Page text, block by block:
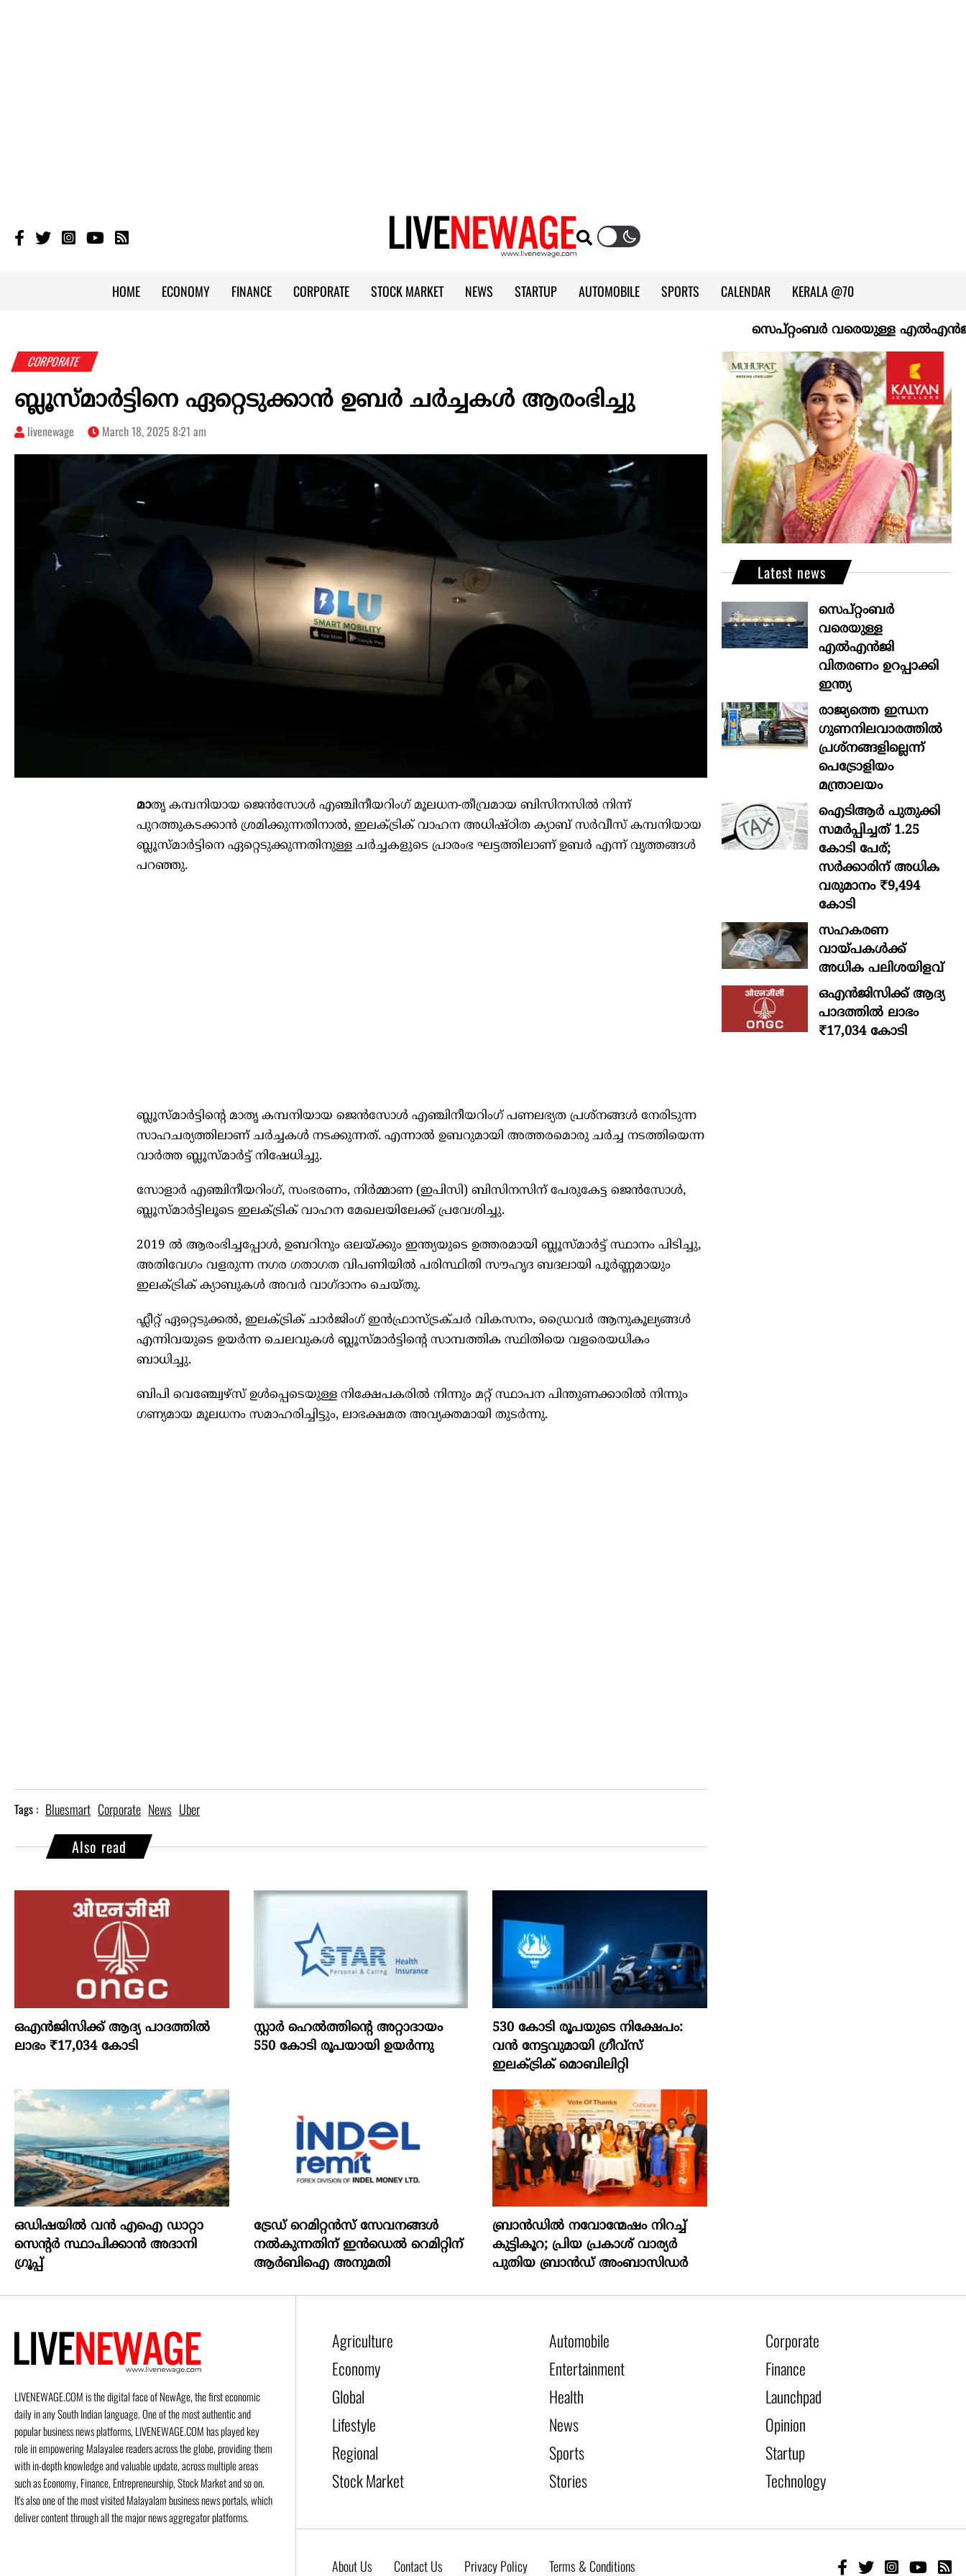
HOME ECONOMY FINANCE CORPORATE STOCK MARKET NEWS STARTUP AUTOMOBILE SPORTS CALENDAR KERALA @70
സെപ്റ്റംബർ വരെയുള്ള എൽഎൻജി
CORPORATE
ബ്ലൂസ്മാർട്ടിനെ ഏറ്റെടുക്കാൻ ഉബർ ചർച്ചകൾ ആരംഭിച്ചു
livenewage March 18, 2025 8:21 am
മാതൃ കമ്പനിയായ ജെൻസോൾ എഞ്ചിനീയറിംഗ് മൂലധന-തീവ്രമായ ബിസിനസിൽ നിന്ന്
പുറത്തുകടക്കാൻ ശ്രമിക്കുന്നതിനാൽ, ഇലക്ട്രിക് വാഹന അധിഷ്ഠിത ക്യാബ് സർവീസ് കമ്പനിയായ
ബ്ലൂസ്മാർട്ടിനെ ഏറ്റെടുക്കുന്നതിനുള്ള ചർച്ചകളുടെ പ്രാരംഭ ഘട്ടത്തിലാണ് ഉബർ എന്ന് വൃത്തങ്ങൾ
പറഞ്ഞു.
ബ്ലൂസ്മാർട്ടിന്റെ മാതൃ കമ്പനിയായ ജെൻസോൾ എഞ്ചിനീയറിംഗ് പണലഭ്യത പ്രശ്‌നങ്ങൾ നേരിടുന്ന
സാഹചര്യത്തിലാണ് ചർച്ചകൾ നടക്കുന്നത്. എന്നാൽ ഉബറുമായി അത്തരമൊരു ചർച്ച നടത്തിയെന്ന
വാർത്ത ബ്ലൂസ്മാർട്ട് നിഷേധിച്ചു.
സോളാർ എഞ്ചിനീയറിംഗ്, സംഭരണം, നിർമ്മാണ (ഇപിസി) ബിസിനസിന് പേരുകേട്ട ജെൻസോൾ,
ബ്ലൂസ്മാർട്ടിലൂടെ ഇലക്ട്രിക് വാഹന മേഖലയിലേക്ക് പ്രവേശിച്ചു.
2019 ൽ ആരംഭിച്ചപ്പോൾ, ഉബറിനും ഒലയ്ക്കും ഇന്ത്യയുടെ ഉത്തരമായി ബ്ലൂസ്മാർട്ട് സ്ഥാനം പിടിച്ചു,
അതിവേഗം വളരുന്ന നഗര ഗതാഗത വിപണിയിൽ പരിസ്ഥിതി സൗഹൃദ ബദലായി പൂർണ്ണമായും
ഇലക്ട്രിക് ക്യാബുകൾ അവർ വാഗ്ദാനം ചെയ്തു.
ഫ്ലീറ്റ് ഏറ്റെടുക്കൽ, ഇലക്ട്രിക് ചാർജിംഗ് ഇൻഫ്രാസ്ട്രക്ചർ വികസനം, ഡ്രൈവർ ആനുകൂല്യങ്ങൾ
എന്നിവയുടെ ഉയർന്ന ചെലവുകൾ ബ്ലൂസ്മാർട്ടിന്റെ സാമ്പത്തിക സ്ഥിതിയെ വളരെയധികം
ബാധിച്ചു.
ബിപി വെഞ്ച്വേഴ്‌സ് ഉൾപ്പെടെയുള്ള നിക്ഷേപകരിൽ നിന്നും മറ്റ് സ്ഥാപന പിന്തുണക്കാരിൽ നിന്നും
ഗണ്യമായ മൂലധനം സമാഹരിച്ചിട്ടും, ലാഭക്ഷമത അവ്യക്തമായി തുടർന്നു.
Tags : Bluesmart Corporate News Uber
Also read
ഒഎന്‍ജിസിക്ക് ആദ്യ പാദത്തില്‍
ലാഭം ₹17,034 കോടി
സ്റ്റാർ ഹെൽത്തിന്റെ അറ്റാദായം
550 കോടി രൂപയായി ഉയർന്നു
530 കോടി രൂപയുടെ നിക്ഷേപം:
വൻ നേട്ടവുമായി ഗ്രീവ്സ്
ഇലക്ട്രിക് മൊബിലിറ്റി
ഒഡിഷയില്‍ വന്‍ എഐ ഡാറ്റാ
സെന്റര്‍ സ്ഥാപിക്കാന്‍ അദാനി
ഗ്രൂപ്പ്
ട്രേഡ് റെമിറ്റന്‍സ് സേവനങ്ങള്‍
നല്‍കുന്നതിന് ഇന്‍ഡെല്‍ റെമിറ്റിന്
ആര്‍ബിഐ അനുമതി
ബ്രാൻഡിൽ നവോന്മേഷം നിറച്ച്
കുട്ടികൂറ; പ്രിയ പ്രകാശ് വാര്യർ
പുതിയ ബ്രാൻഡ് അംബാസിഡർ
Latest news
സെപ്റ്റംബർ
വരെയുള്ള
എൽഎൻജി
വിതരണം ഉറപ്പാക്കി
ഇന്ത്യ
രാജ്യത്തെ ഇന്ധന
ഗുണനിലവാരത്തില്‍
പ്രശ്‌നങ്ങളില്ലെന്ന്
പെട്രോളിയം
മന്ത്രാലയം
ഐടിആര്‍ പുതുക്കി
സമർപ്പിച്ചത് 1.25
കോടി പേര്;
സർക്കാരിന് അധിക
വരുമാനം ₹9,494
കോടി
സഹകരണ
വായ്പകള്‍ക്ക്
അധിക പലിശയിളവ്
ഒഎന്‍ജിസിക്ക് ആദ്യ
പാദത്തില്‍ ലാഭം
₹17,034 കോടി
LIVENEWAGE.COM is the digital face of NewAge, the first economic
daily in any South Indian language. One of the most authentic and
popular business news platforms, LIVENEWAGE.COM has played key
role in empowering Malayalee readers across the globe, providing them
with in-depth knowledge and valuable update, across multiple areas
such as Economy, Finance, Entrepreneurship, Stock Market and so on.
It's also one of the most visited Malayalam business news portals, which
deliver content through all the major news aggregator platforms.
Agriculture Automobile
Corporate
Economy
Entertainment
Finance
Global
Health
Launchpad
Lifestyle
News
Opinion
Regional
Sports
Startup
Stock Market
Stories Technology
About Us Contact Us Privacy Policy Terms & Conditions